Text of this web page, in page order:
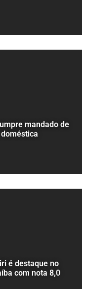
mandado de
é destaque no
com nota 8,0